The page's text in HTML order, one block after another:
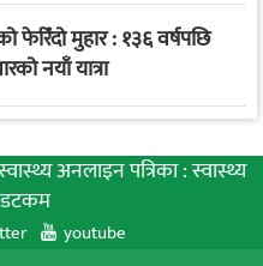
फेरिँदो मुहार : १३६ वर्षपछि
नयाँ यात्रा
अनलाइन पत्रिका : स्वास्थ्य
डटकम
youtube